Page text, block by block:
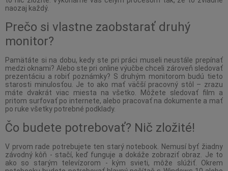
naozaj každý.
Prečo si vlastne zaobstarať druhý
monitor?
Pamätáte si na dobu, kedy ste pri práci museli neustále prepínať
medzi oknami? Alebo ste pri online výučbe chceli zároveň sledovať
prezentáciu a robiť poznámky? S druhým monitorom budú tieto
starosti minulosťou. Je to ako mať väčší pracovný stôl – zrazu
máte dvakrát viac miesta na všetko. Môžete sledovať film a
pritom surfovať po internete, alebo pracovať na dokumente a mať
po ruke všetky potrebné podklady.
Čo budete potrebovať? Nič zložité!
V prvom rade potrebujete ten starý notebook. Nemusí byť žiadny
závodný kôň - stačí, keď funguje a dokáže zobraziť obraz. Je to
ako so starým televízorom - kým svieti, môže slúžiť. Okrem